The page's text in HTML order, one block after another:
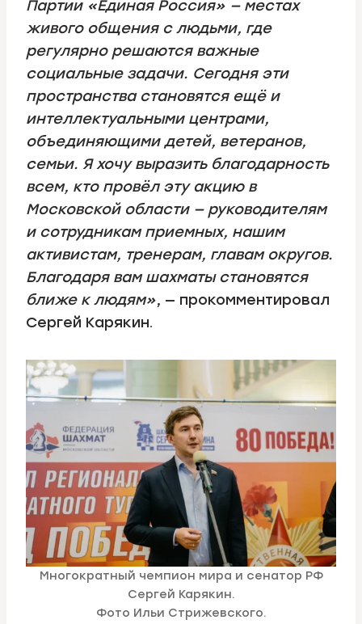
Партии «Единая Россия» — местах
живого общения с людьми, где
регулярно решаются важные
социальные задачи. Сегодня эти
пространства становятся ещё и
интеллектуальными центрами,
объединяющими детей, ветеранов,
семьи. Я хочу выразить благодарность
всем, кто провёл эту акцию в
Московской области — руководителям
и сотрудникам приемных, нашим
активистам, тренерам, главам округов.
Благодаря вам шахматы становятся
ближе к людям», — прокомментировал
Сергей Карякин.
Многократный чемпион мира и сенатор РФ
Сергей Карякин.
Фото Ильи Стрижевского.